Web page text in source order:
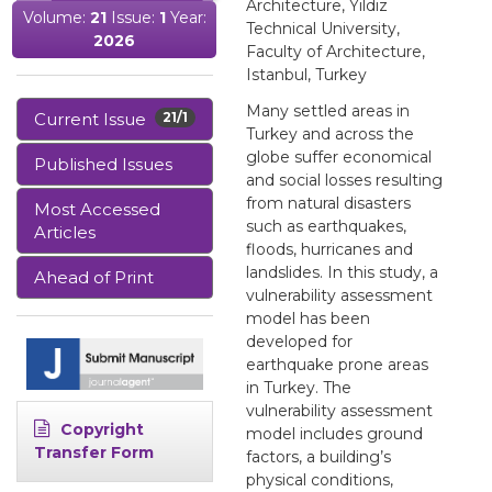
Volume: 21Issue: 1Year:
2026
21/1
Current Issue
Published Issues
Most Accessed
Articles
Ahead of Print
Copyright
Transfer Form
Architecture, Yildiz
Technical University,
Faculty of Architecture,
Istanbul, Turkey
Many settled areas in
Turkey and across the
globe suffer economical
and social losses resulting
from natural disasters
such as earthquakes,
floods, hurricanes and
landslides. In this study, a
vulnerability assessment
model has been
developed for
earthquake prone areas
in Turkey. The
vulnerability assessment
model includes ground
factors, a building’s
physical conditions,